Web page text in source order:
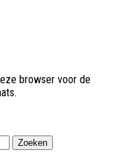
browser voor de